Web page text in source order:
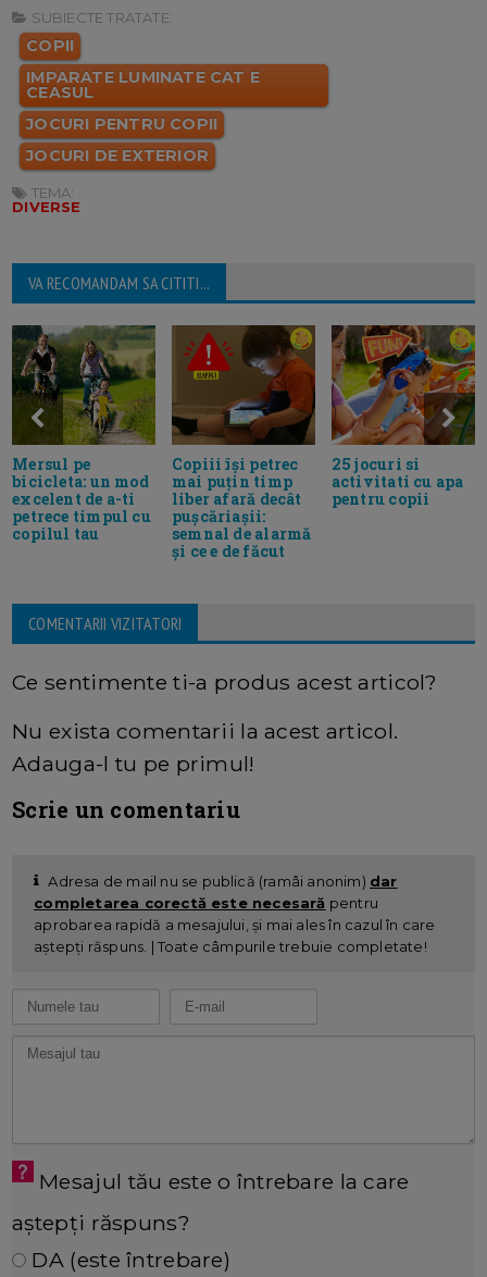
SUBIECTE TRATATE:
COPII
IMPARATE LUMINATE CAT E
CEASUL
JOCURI PENTRU COPII
JOCURI DE EXTERIOR
TEMA:
DIVERSE
VA RECOMANDAM SA CITITI...
Mersul pe
bicicleta: un mod
excelent de a-ti
petrece timpul cu
copilul tau
Copiii își petrec
mai puțin timp
liber afară decât
pușcăriașii:
semnal de alarmă
și ce e de făcut
25 jocuri si
activitati cu apa
pentru copii
COMENTARII VIZITATORI
Ce sentimente ti-a produs acest articol?
Nu exista comentarii la acest articol.
Adauga-l tu pe primul!
Scrie un comentariu
Adresa de mail nu se publică (ramâi anonim) dar
completarea corectă este necesară pentru
aprobarea rapidă a mesajului, și mai ales în cazul în care
aștepți răspuns. | Toate câmpurile trebuie completate!
Mesajul tău este o întrebare la care
aștepți răspuns?
DA (este întrebare)